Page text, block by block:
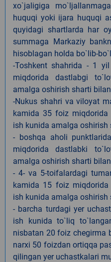
xo`jaligiga
huquqi yoki ijara huquqi
quyidagi shartlarda har
summaga Markaziy
hisoblagan holda bo`lib-
-Toshkent shahrida - 1
miqdorida dastlabgi
amalga oshirish sharti
-Nukus shahri va viloyat
kamida 35 foiz
ish kunida amalga oshirish
- boshqa aholi
miqdorida dastlabki
amalga oshirish sharti
- 4- va 5-toifalardagi
kamida 15 foiz
ish kunida amalga oshirish
- barcha turdagi yer
ish kunida to`liq
nisbatan 20 foiz chegirma
narxi 50 foizdan ortiqqa
qilingan yer uchastkalari